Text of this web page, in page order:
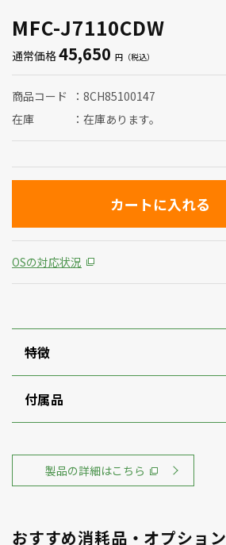
MFC-J7110CDW
通常価格45,650
商品コード
8CH85100147
在庫
在庫あります。
OSの対応状況
特徴
付属品
製品の詳細はこちら
おすすめ消耗品・オプション